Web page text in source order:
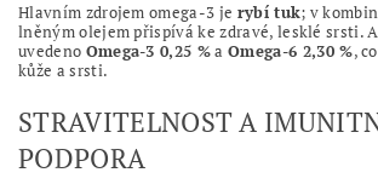
Hlavním zdrojem omega‑3 je rybí tuk; v
lněným olejem přispívá ke zdravé, lesklé srsti.
uvedeno Omega‑3 0,25 %a Omega‑6 2,30 %,
kůže a srsti.
STRAVITELNOST A
PODPORA